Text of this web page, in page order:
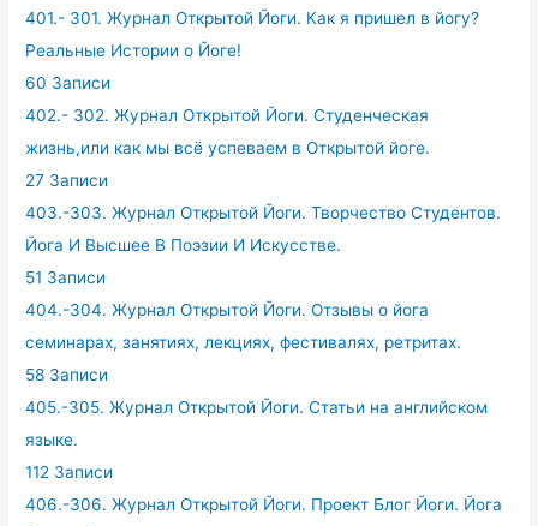
401.- 301. Журнал Открытой Йоги. Как я пришел в йогу?
Реальные Истории о Йоге!
60 Записи
402.- 302. Журнал Открытой Йоги. Студенческая
жизнь,или как мы всё успеваем в Открытой йоге.
27 Записи
403.-303. Журнал Открытой Йоги. Творчество Студентов.
Йога И Высшее В Поэзии И Искусстве.
51 Записи
404.-304. Журнал Открытой Йоги. Отзывы о йога
семинарах, занятиях, лекциях, фестивалях, ретритах.
58 Записи
405.-305. Журнал Открытой Йоги. Статьи на английском
языке.
112 Записи
406.-306. Журнал Открытой Йоги. Проект Блог Йоги. Йога